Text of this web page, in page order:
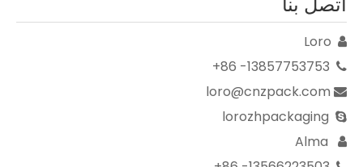
اتصل بنا


13857753753- 86+

loro@cnzpack.com


Alma